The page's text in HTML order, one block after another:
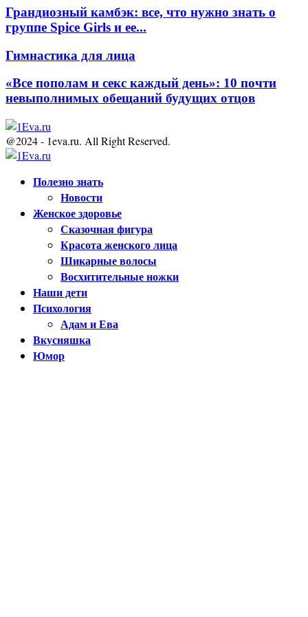
Грандиозный камбэк: все, что нужно знать о
группе Spice Girls и ее...
Гимнастика для лица
«Все пополам и секс каждый день»: 10 почти
невыполнимых обещаний будущих отцов
@2024 - 1eva.ru. All Right Reserved.
Полезно знать
Новости
Женское здоровье
Сказочная фигура
Красота женского лица
Шикарные волосы
Восхитительные ножки
Наши дети
Психология
Адам и Ева
Вкусняшка
Юмор